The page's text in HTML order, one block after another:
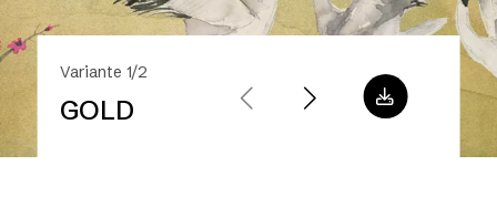
Variante 1/2
GOLD